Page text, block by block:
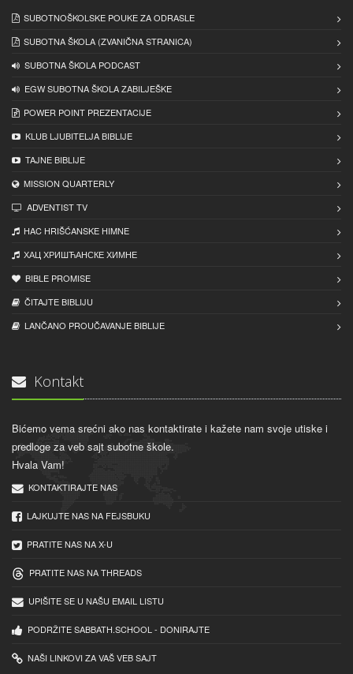
SUBOTNOŠKOLSKE POUKE ZA ODRASLE
SUBOTNA ŠKOLA (ZVANIČNA STRANICA)
SUBOTNA ŠKOLA PODCAST
EGW SUBOTNA ŠKOLA ZABILJEŠKE
POWER POINT PREZENTACIJE
KLUB LJUBITELJA BIBLIJE
TAJNE BIBLIJE
MISSION QUARTERLY
ADVENTIST TV
HAC HRIŠĆANSKE HIMNE
ХАЦ ХРИШЋАНСКЕ ХИМНЕ
BIBLE PROMISE
ČITAJTE BIBLIJU
LANČANO PROUČAVANJE BIBLIJE
Kontakt
Bićemo vema srećni ako nas kontaktirate i kažete nam svoje utiske i
predloge za veb sajt subotne škole.
Hvala Vam!
KONTAKTIRAJTE NAS
LAJKUJTE NAS NA FEJSBUKU
PRATITE NAS NA X-U
PRATITE NAS NA THREADS
UPIŠITE SE U NAŠU EMAIL LISTU
PODRŽITE SABBATH.SCHOOL - DONIRAJTE
NAŠI LINKOVI ZA VAŠ VEB SAJT